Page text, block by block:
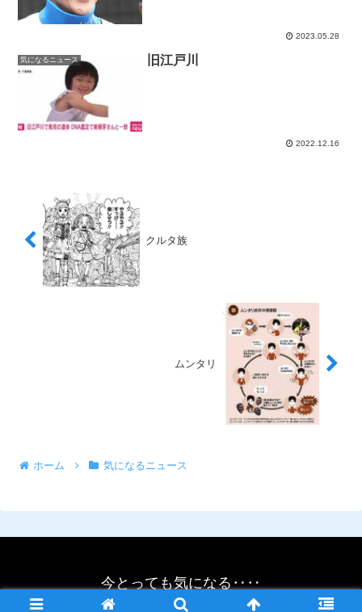
2023.05.28
気になるニュース 旧江戸川
2022.12.16
クルタ族
ムンタリ
ホーム 気になるニュース
今とっても気になる‥‥
© 2021 今とっても気になる‥‥.